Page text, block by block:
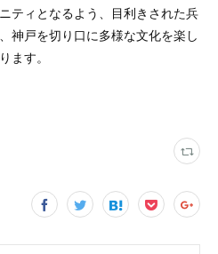
ティとなるよう、目利きされた兵
神戸を切り口に多様な文化を楽し
ます。